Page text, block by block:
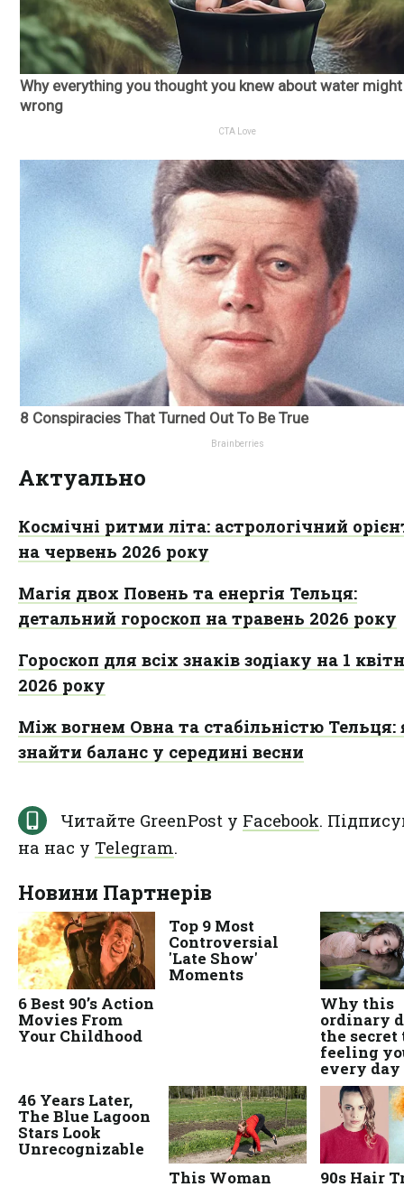
Актуально
Космічні ритми літа: астрологічний
на червень 2026 року
Магія двох Повень та енергія Тельця:
детальний гороскоп на травень 2026 року
Гороскоп для всіх знаків зодіаку на 1
2026 року
Між вогнем Овна та стабільністю Тельця:
знайти баланс у середині весни
Читайте GreenPost у Facebook.
на нас у Telegram.